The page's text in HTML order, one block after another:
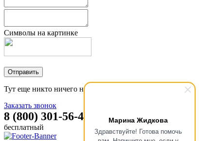
Марина Жидкова
Здравствуйте! Готова помочь
Символы на картинке
Тут еще никто ничего не писал, стань первым!
Заказать звонок
8 (800) 301-56-47
бесплатный